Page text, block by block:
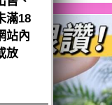
滿18
站內
放